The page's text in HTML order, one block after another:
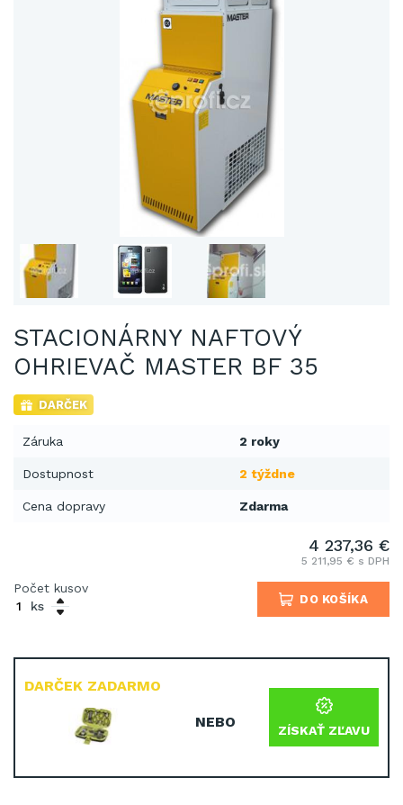
STACIONÁRNY NAFTOVÝ
OHRIEVAČ MASTER BF 35
DARČEK
Záruka 2 roky
Dostupnost 2 týždne
Cena dopravy Zdarma
DARČEK ZADARMO
NEBO ZÍSKAŤ ZĽAVU
4 237,36 €
5 211,95 € s DPH
Počet kusov
ks
DO KOŠÍKA